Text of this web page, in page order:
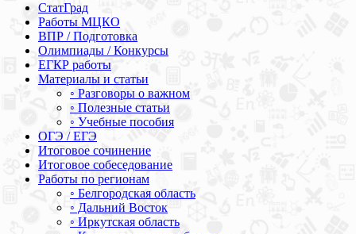
СтатГрад
Работы МЦКО
ВПР / Подготовка
Олимпиады / Конкурсы
ЕГКР работы
Материалы и статьи
◦ Разговоры о важном
◦ Полезные статьи
◦ Учебные пособия
ОГЭ / ЕГЭ
Итоговое сочинение
Итоговое собеседование
Работы по регионам
◦ Белгородская область
◦ Дальний Восток
◦ Иркутская область